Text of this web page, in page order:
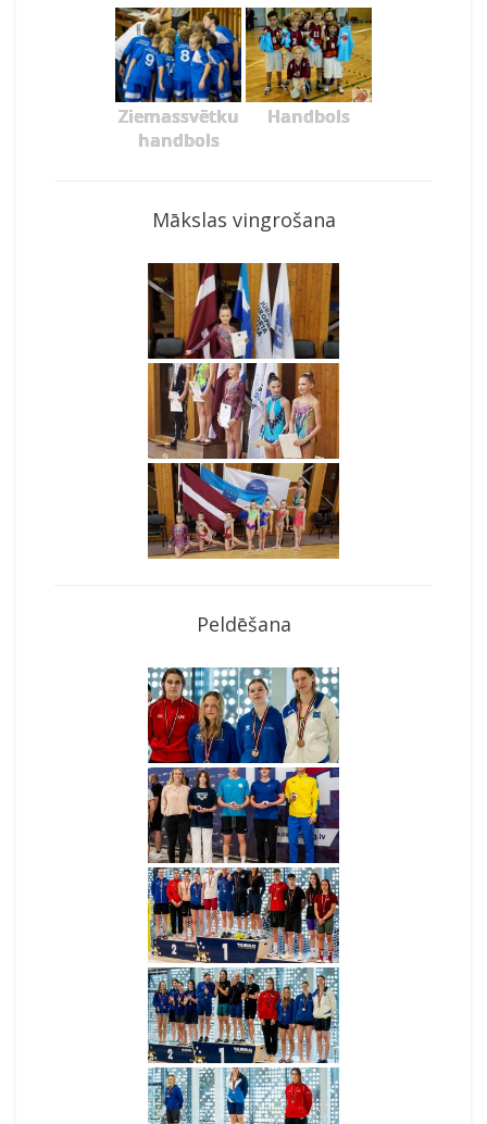
Ziemassvētku
handbols
Handbols
Mākslas vingrošana
Peldēšana